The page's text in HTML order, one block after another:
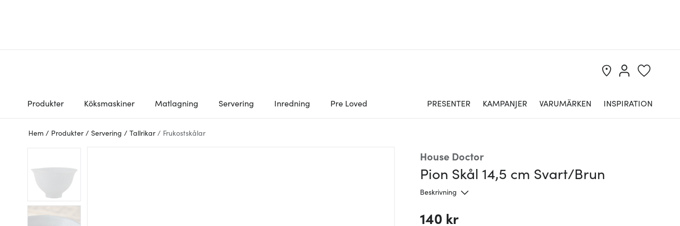
Produkter Köksmaskiner Matlagning Servering Inredning Pre Loved PRESENTER KAMPANJER VARUMÄRKEN INSPIRATION
Hem / Produkter / Servering / Tallrikar / Frukostskålar
House Doctor
Pion Skål 14,5 cm Svart/Brun
Beskrivning
140 kr